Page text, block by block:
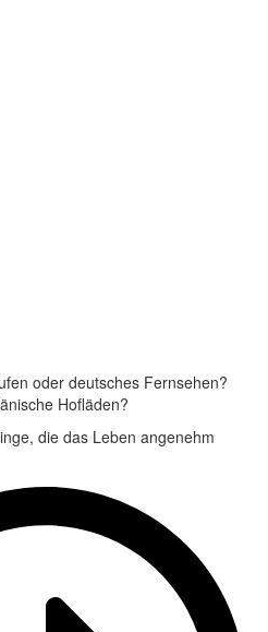
oder deutsches Fernsehen?
Hofläden?
die das Leben angenehm